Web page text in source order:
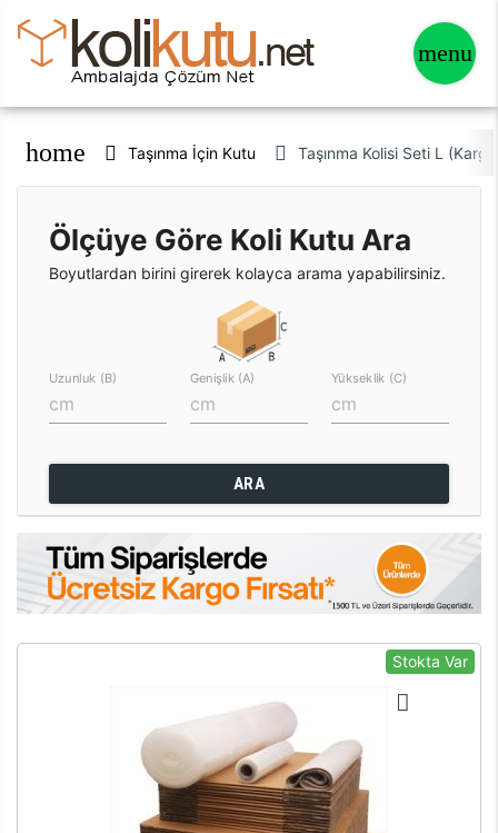
home Taşınma İçin Kutu Taşınma Kolisi Seti L
Ölçüye Göre Koli Kutu Ara
Boyutlardan birini girerek kolayca arama yapabilirsiniz.
Uzunluk (B) Genişlik (A) Yükseklik (C)
ARA
Stokta Var